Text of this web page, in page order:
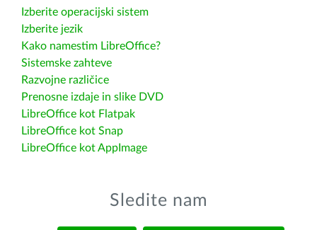
Izberite operacijski sistem
Izberite jezik
Kako namestim LibreOffice?
Sistemske zahteve
Razvojne različice
Prenosne izdaje in slike DVD
LibreOffice kot Flatpak
LibreOffice kot Snap
LibreOffice kot AppImage
Sledite nam